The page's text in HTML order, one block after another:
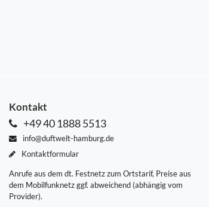
Kontakt
+49 40 1888 5513
info@duftwelt-hamburg.de
Kontaktformular
Anrufe aus dem dt. Festnetz zum Ortstarif, Preise aus
dem Mobilfunknetz ggf. abweichend (abhängig vom
Provider).